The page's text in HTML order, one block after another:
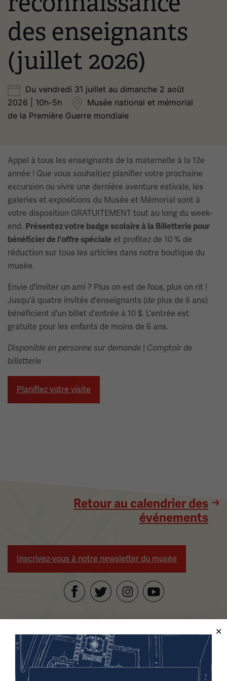
des enseignants
(juillet 2026)
Du vendredi 31 juillet au dimanche 2 août
2026 | 10h-5h
Musée national et mémorial
de la Première Guerre mondiale
Appel à tous les enseignants de la maternelle à la 12e
année ! Que vous souhaitiez planifier votre prochaine
excursion ou vivre une dernière aventure estivale, les
galeries et expositions du Musée et Mémorial sont à
votre disposition GRATUITEMENT tout au long du week-
end. Présentez votre badge scolaire à la Billetterie pour
bénéficier de l'offre spéciale et profitez de 10 % de
réduction sur tous les articles dans notre boutique du
musée.
Envie d'inviter un ami ? Plus on est de fous, plus on rit ! ​​
Jusqu'à quatre invités d'enseignants (de plus de 6 ans)
bénéficient d'un billet d'entrée à 10 $. L'entrée est
gratuite pour les enfants de moins de 6 ans.
Disponible en personne sur demande | Comptoir de
billetterie
Planifiez votre visite
Retour au calendrier des
événements
Inscrivez-vous à notre newsletter du musée
Musée national et mémorial de la Première Guerre